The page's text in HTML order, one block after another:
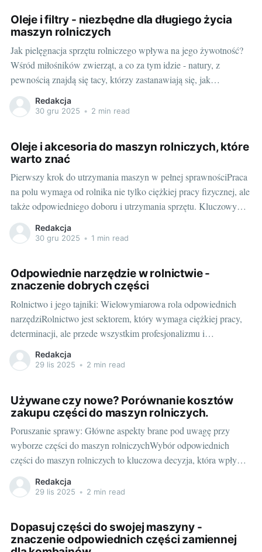
Oleje i filtry - niezbędne dla długiego życia
maszyn rolniczych
Jak pielęgnacja sprzętu rolniczego wpływa na jego żywotność?
Wśród miłośników zwierząt, a co za tym idzie - natury, z
pewnością znajdą się tacy, którzy zastanawiają się, jak
prawidłowo pielęgnować sprzęt rolniczy, aby służył on jak
najdłużej. Gdy mówimy o długowieczności maszyn rolniczych,
Redakcja
30 gru 2025 • 2 min read
Oleje i akcesoria do maszyn rolniczych, które
warto znać
Pierwszy krok do utrzymania maszyn w pełnej sprawnościPraca
na polu wymaga od rolnika nie tylko ciężkiej pracy fizycznej, ale
także odpowiedniego doboru i utrzymania sprzętu. Kluczowym
aspektem jest tu przede wszystkim prawidłowe utrzymanie
maszyn rolniczych - a to nie jest możliwe bez odpowiednich
Redakcja
30 gru 2025 • 1 min read
Odpowiednie narzędzie w rolnictwie -
znaczenie dobrych części
Rolnictwo i jego tajniki: Wielowymiarowa rola odpowiednich
narzędziRolnictwo jest sektorem, który wymaga ciężkiej pracy,
determinacji, ale przede wszystkim profesjonalizmu i
odpowiedniego sprzętu. Bez niezawodnych maszyn i narzędzi,
rolnik nie jest w stanie efektywnie zarządzać swoim
Redakcja
29 lis 2025 • 2 min read
Używane czy nowe? Porównanie kosztów
zakupu części do maszyn rolniczych.
Poruszanie sprawy: Główne aspekty brane pod uwagę przy
wyborze części do maszyn rolniczychWybór odpowiednich
części do maszyn rolniczych to kluczowa decyzja, która wpływa
na efektywność i wydajność pracy rolnika. Dlatego warto dobrze
zastanowić się nad wyborem, zanim zdecydujemy się na zakup.
Redakcja
29 lis 2025 • 2 min read
Dopasuj części do swojej maszyny -
znaczenie odpowiednich części zamiennej